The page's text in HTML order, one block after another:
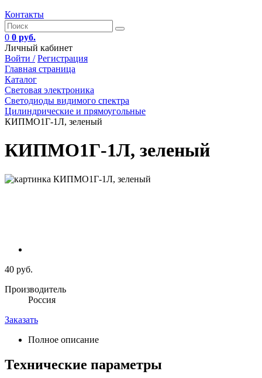
Контакты
0 0 руб.
Личный кабинет
Войти / Регистрация
Главная страница
Каталог
Световая электроника
Светодиоды видимого спектра
Цилиндрические и прямоугольные
КИПМО1Г-1Л, зеленый
КИПМО1Г-1Л, зеленый
40 руб.
Производитель
Россия
Заказать
Полное описание
Технические параметры